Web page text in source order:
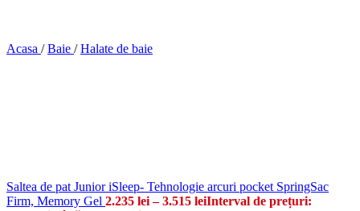
Acasa / Baie / Halate de baie
Saltea de pat Junior iSleep- Tehnologie arcuri pocket SpringSac
Firm, Memory Gel 2.235 lei – 3.515 leiInterval de prețuri: